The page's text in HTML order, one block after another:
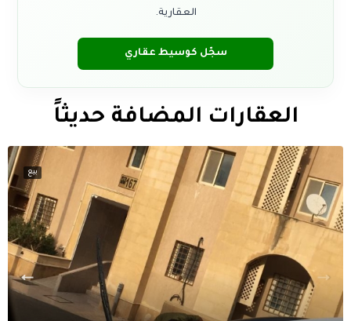
العقارية.
سجّل كوسيط عقاري
العقارات المضافة حديثاً
بيع